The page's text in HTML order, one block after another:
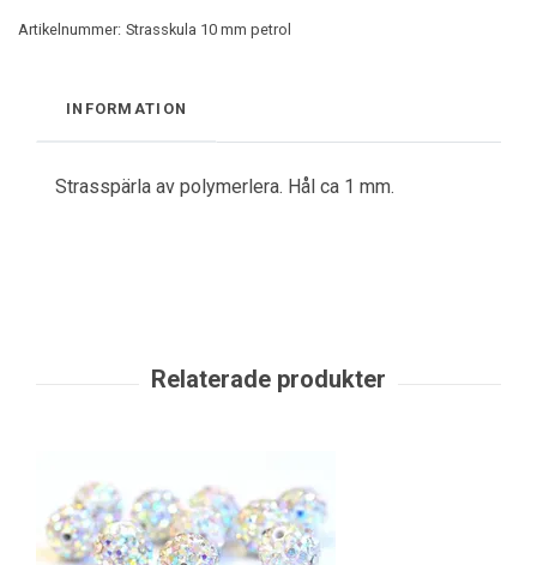
Artikelnummer: Strasskula 10 mm petrol
INFORMATION
Strasspärla av polymerlera. Hål ca 1 mm.